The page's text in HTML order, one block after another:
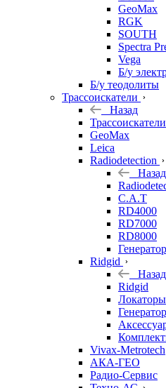
GeoMax
RGK
SOUTH
Spectra
Vega
Б/у
Б/у теодолиты
Трассоискатели
Назад
Трассоискатели
GeoMax
Leica
Radiodetection
Назад
C.A.T
RD4000
RD7000
RD8000
Ridgid
Назад
Ridgid
Локаторы
Vivax-Metrotech
АКА-ГЕО
Радио-Сервис